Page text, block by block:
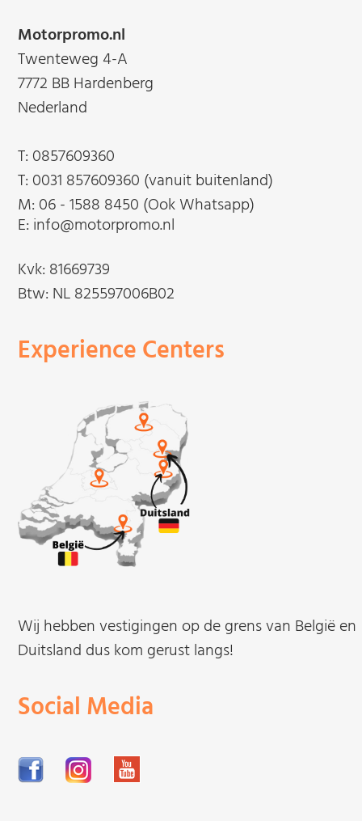
Motorpromo.nl
Twenteweg 4-A
7772 BB Hardenberg
Nederland
T: 0857609360
T: 0031 857609360 (vanuit buitenland)
M: 06 - 1588 8450 (Ook Whatsapp)
E: info@motorpromo.nl
Kvk: 81669739
Btw: NL 825597006B02
Experience Centers
Wij hebben vestigingen op de grens van België en
Duitsland dus kom gerust langs!
Social Media